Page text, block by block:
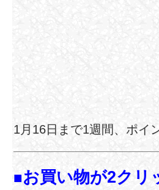
1月16日まで1週間、ポイ
■お買い物が2ク